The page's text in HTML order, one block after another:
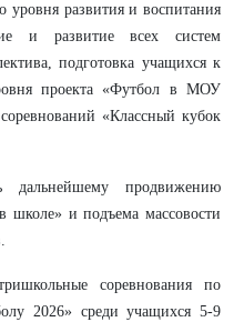
уровня развития и воспитания
и развитие всех систем
подготовка учащихся к
проекта «Футбол в МОУ
«Классный кубок
дальнейшему продвижению
школе» и подъема массовости
соревнования по
2026» среди учащихся 5-9